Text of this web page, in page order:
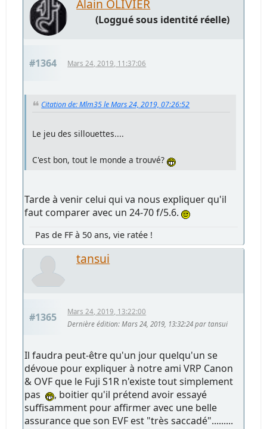
Alain OLIVIER
(Loggué sous identité réelle)
#1364 Mars 24, 2019, 11:37:06
Citation de: Mlm35 le Mars 24, 2019, 07:26:52
Le jeu des sillouettes....
C'est bon, tout le monde a trouvé?
Tarde à venir celui qui va nous expliquer qu'il
faut comparer avec un 24-70 f/5.6.
Pas de FF à 50 ans, vie ratée !
tansui
#1365
Mars 24, 2019, 13:22:00
Dernière édition: Mars 24, 2019, 13:32:24 par tansui
Il faudra peut-être qu'un jour quelqu'un se
dévoue pour expliquer à notre ami VRP Canon
& OVF que le Fuji S1R n'existe tout simplement
pas
, boitier qu'il prétend avoir essayé
suffisamment pour affirmer avec une belle
assurance que son EVF est "très saccadé".........